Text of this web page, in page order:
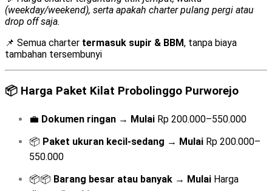
(weekday/weekend), serta apakah charter pulang pergi atau
drop off saja.
📌 Semua charter termasuk supir & BBM, tanpa biaya
tambahan tersembunyi
📦 Harga Paket Kilat Probolinggo Purworejo
💼 Dokumen ringan → Mulai Rp 200.000–550.000
📦 Paket ukuran kecil-sedang → Mulai Rp 200.000–
550.000
📦📦 Barang besar atau banyak → Mulai Harga